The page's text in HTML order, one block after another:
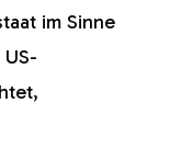
im Sinne